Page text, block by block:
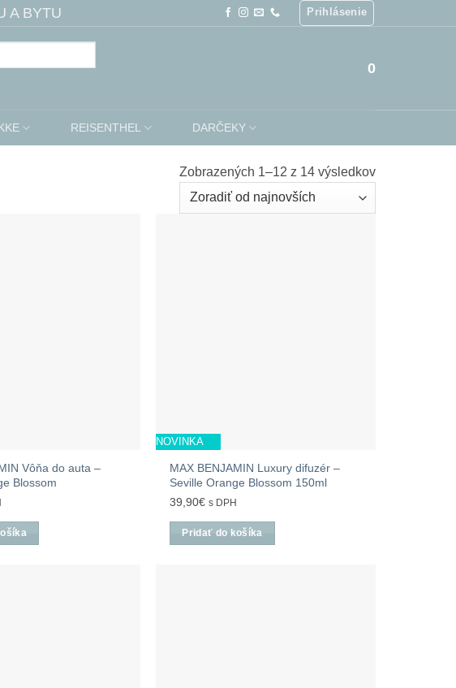
A BYTU Prihlásenie
0
REISENTHEL DARČEKY
Zobrazených 1–12 z 14 výsledkovZoradené
najnovších
Vôňa do auta –
Blossom
NOVINKA
MAX BENJAMIN Luxury difuzér –
Seville Orange Blossom 150ml
39,90€ s DPH
Pridať do košíka